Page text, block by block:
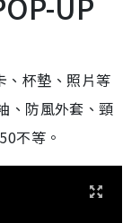
、杯墊、照片等
、防風外套、頸
不等。